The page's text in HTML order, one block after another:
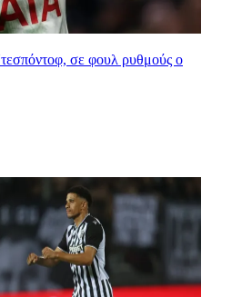
σε φουλ ρυθμούς ο